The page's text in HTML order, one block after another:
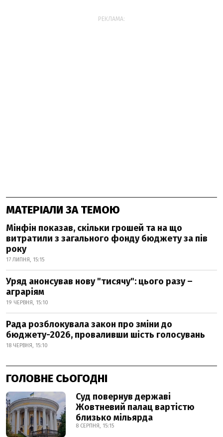
РЕКЛАМА:
МАТЕРІАЛИ ЗА ТЕМОЮ
Мінфін показав, скільки грошей та на що
витратили з загального фонду бюджету за пів
року
17 ЛИПНЯ, 15:15
Уряд анонсував нову "тисячу": цього разу –
аграріям
19 ЧЕРВНЯ, 15:10
Рада розблокувала закон про зміни до
бюджету-2026, проваливши шість голосувань
18 ЧЕРВНЯ, 15:10
ГОЛОВНЕ СЬОГОДНІ
Суд повернув державі
Жовтневий палац вартістю
близько мільярда
8 СЕРПНЯ, 15:15